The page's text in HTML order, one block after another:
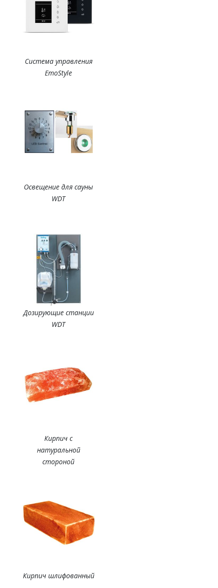
Система управления
EmoStyle
Освещение для сауны
WDT
Дозирующие станции
WDT
Кирпич с
натуральной
стороной
Кирпич шлифованный